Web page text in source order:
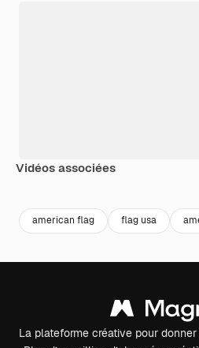
Vidéos associées
american flag flag usa
La plateforme créative pour